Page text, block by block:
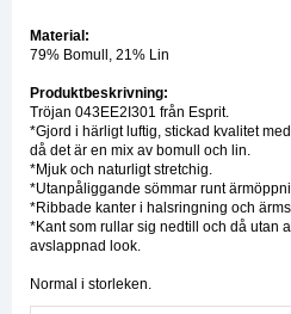
Material:
79% Bomull, 21% Lin
Produktbeskrivning:
Tröjan 043EE2I301 från Esprit.
*Gjord i härligt luftig, stickad kvalitet
då det är en mix av bomull och lin.
*Mjuk och naturligt stretchig.
*Utanpåliggande sömmar runt
*Ribbade kanter i halsringning och
*Kant som rullar sig nedtill och då utan
avslappnad look.
Normal i storleken.